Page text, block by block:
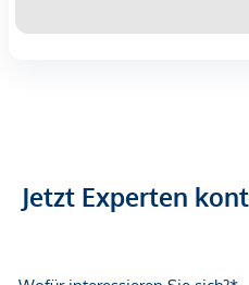
Jetzt Experten